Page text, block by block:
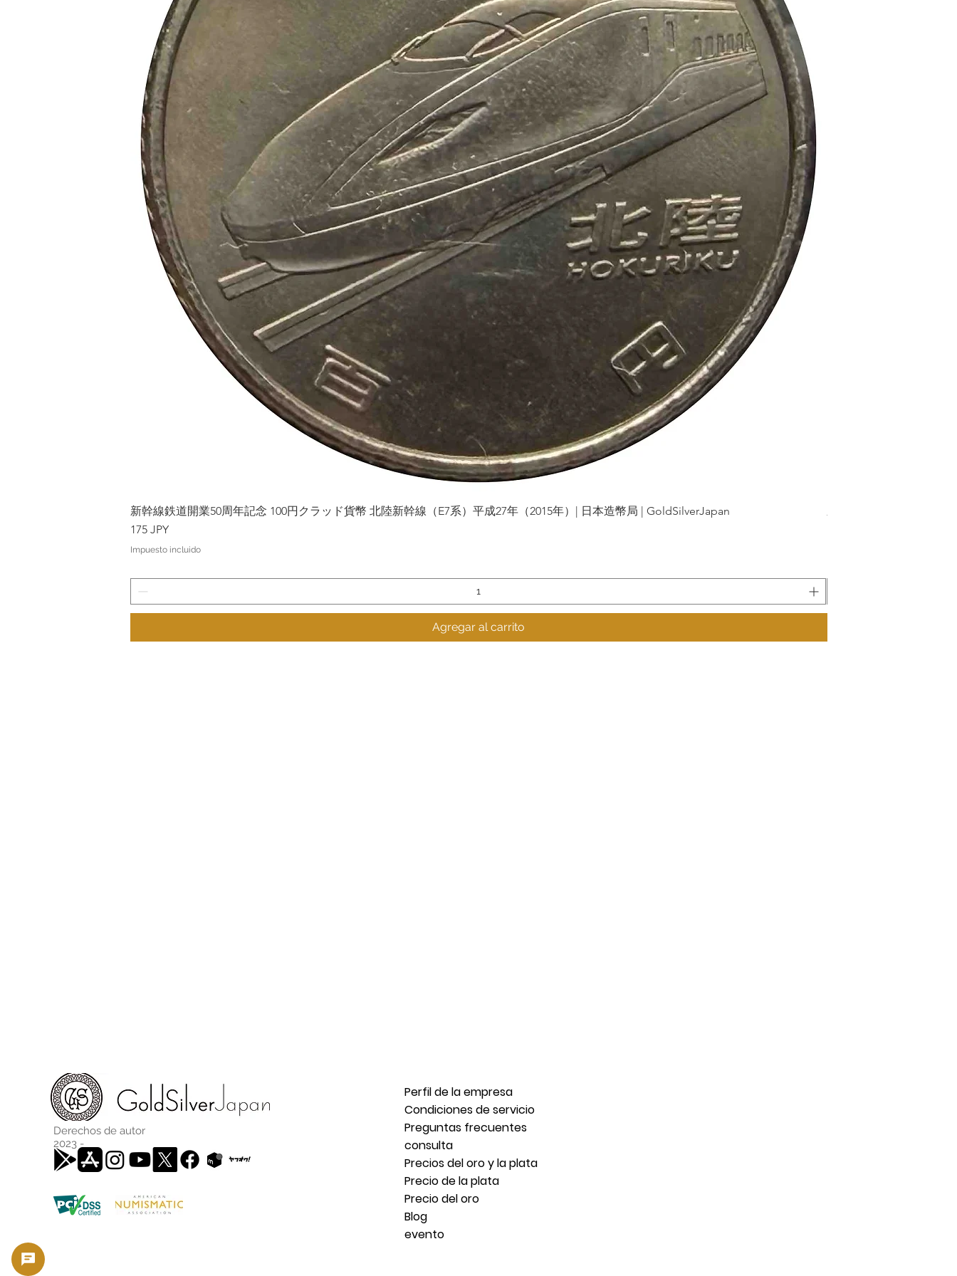
Vista rápida
新幹線鉄道開業50周年記念 100円クラッド貨幣 北陸新幹線（E7系）平成27年（2015年）| 日本造幣局 | GoldSilverJapan
Precio
175 JPY
Impuesto incluido
Agregar al carrito
Derechos de autor
2023 -
Perfil de la empresa
Condiciones de servicio
Preguntas frecuentes
consulta
Precios del oro y la plata
Precio de la plata
Precio del oro
Blog
evento